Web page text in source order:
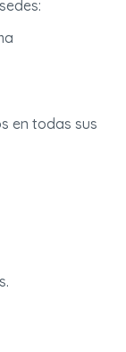
en todas sus